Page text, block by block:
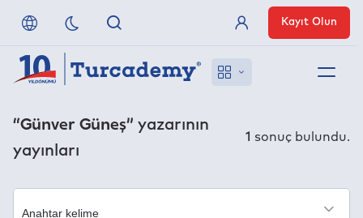
Referanslarımız
Uzaktan Erişim
Üye Girişi
Kayıt Olun
“Günver Güneş” yazarının
yayınları
1 sonuç bulundu.